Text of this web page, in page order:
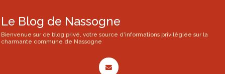
Le Blog de Nassogne
Bienvenue sur ce blog privé, votre source d'informations privilégiée sur la
charmante commune de Nassogne